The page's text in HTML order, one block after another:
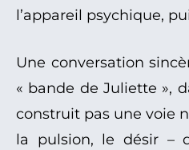
l’appareil psychique,
Une conversation
« bande de Juliette »,
construit pas une voie
la pulsion, le désir –